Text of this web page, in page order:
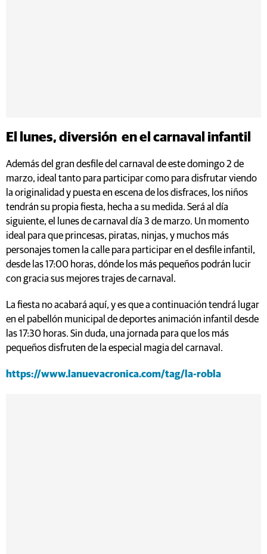
El lunes, diversión en el carnaval infantil
Además del gran desfile del carnaval de este domingo 2 de
marzo, ideal tanto para participar como para disfrutar viendo
la originalidad y puesta en escena de los disfraces, los niños
tendrán su propia fiesta, hecha a su medida. Será al día
siguiente, el lunes de carnaval día 3 de marzo. Un momento
ideal para que princesas, piratas, ninjas, y muchos más
personajes tomen la calle para participar en el desfile infantil,
desde las 17:00 horas, dónde los más pequeños podrán lucir
con gracia sus mejores trajes de carnaval.
La fiesta no acabará aquí, y es que a continuación tendrá lugar
en el pabellón municipal de deportes animación infantil desde
las 17:30 horas. Sin duda, una jornada para que los más
pequeños disfruten de la especial magia del carnaval.
https://www.lanuevacronica.com/tag/la-robla